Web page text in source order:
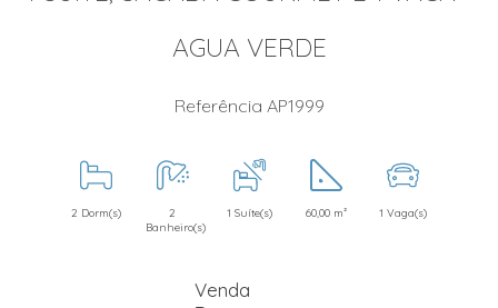
AGUA VERDE
Referência AP1999
2 Dorm(s)
2
Banheiro(s)
1 Suíte(s) 60,00 m² 1 Vaga(s)
Venda